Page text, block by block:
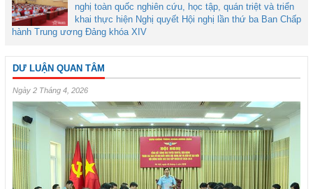
nghị toàn quốc nghiên cứu, học tập, quán triệt và triển
khai thực hiện Nghị quyết Hội nghị lần thứ ba Ban Chấp
hành Trung ương Đảng khóa XIV
DƯ LUẬN QUAN TÂM
Ngày 2 Tháng 4, 2026